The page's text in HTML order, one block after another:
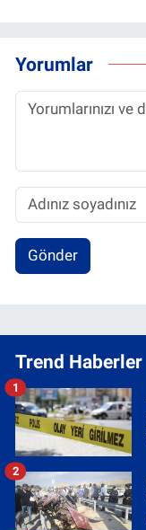
Yorumlar
Gönder
Trend Haberler
1
2